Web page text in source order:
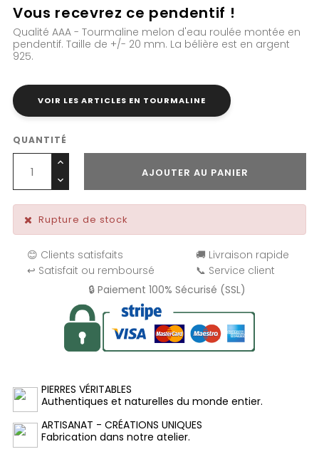
Vous recevrez ce pendentif !
Qualité AAA - Tourmaline melon d'eau roulée montée en
pendentif. Taille de +/- 20 mm. La bélière est en argent
925.
VOIR LES ARTICLES EN TOURMALINE
QUANTITÉ
AJOUTER AU PANIER
Rupture de stock
😊 Clients satisfaits
🚚 Livraison rapide
↩️ Satisfait ou remboursé
📞 Service client
🔒 Paiement 100% Sécurisé (SSL)
PIERRES VÉRITABLES
Authentiques et naturelles du monde entier.
ARTISANAT - CRÉATIONS UNIQUES
Fabrication dans notre atelier.